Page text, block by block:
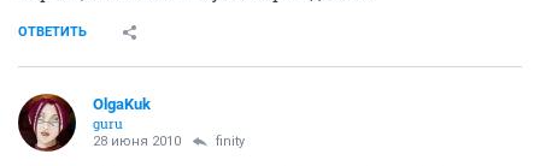
ОТВЕТИТЬ
OlgaKuk
guru
28 июня 2010 finity